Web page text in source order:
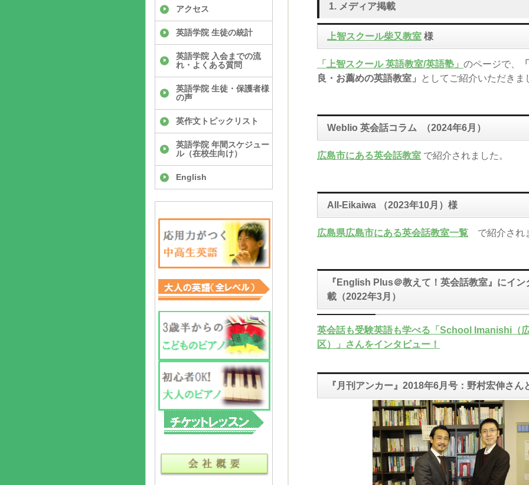
アクセス
英語学院 生徒の統計
英語学院 入会までの流
れ・よくある質問
英語学院 生徒・保護者様
の声
英作文トピックリスト
英語学院 年間スケジュー
ル（在校生向け）
English
1. メディア掲載
上智スクール柴又教室 様
「上智スクール 英語教室/英語塾」 のページで、
良・お薦めの英語教室」
としてご紹介いただきま
Weblio 英会話コラム （2024年6月）
広島市にある英会話教室 で紹介されました。
All-Eikaiwa （2023年10月）様
広島県広島市にある英会話教室一覧 で紹介され
『English Plus＠教えて！英会話教室』 にイン
載（2022年3月）
英会話も受験英語も学べる「School Imanishi（
区）」さんをインタビュー！
『月刊アンカー』2018年6月号：野村宏伸さん